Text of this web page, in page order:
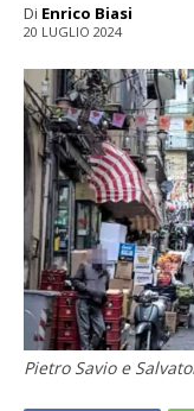
Di Enrico Biasi
20 LUGLIO 2024
Pietro Savio e